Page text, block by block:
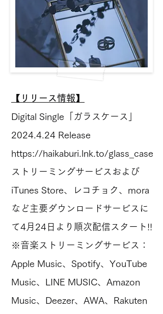
【リリース情報】
Digital Single「ガラスケース」
2024.4.24 Release
https://haikaburi.lnk.to/glass_case
ストリーミングサービスおよび
iTunes Store、レコチョク、mora
など主要ダウンロードサービスに
て4月24日より順次配信スタート!!
※音楽ストリーミングサービス：
Apple Music、Spotify、YouTube
Music、LINE MUSIC、Amazon
Music、Deezer、AWA、Rakuten